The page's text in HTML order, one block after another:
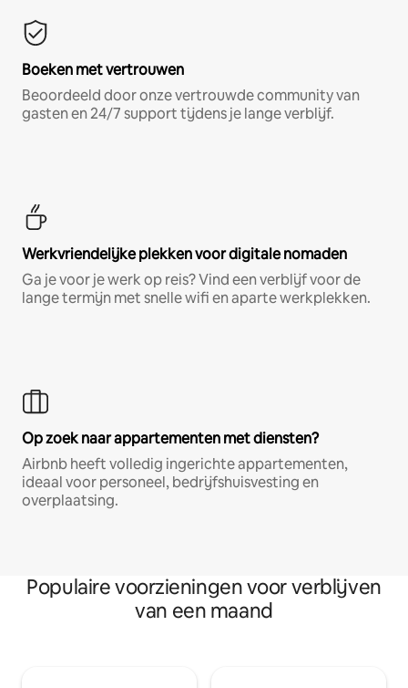
Boeken met vertrouwen
Beoordeeld door onze vertrouwde community van
gasten en 24/7 support tijdens je lange verblijf.
Werkvriendelijke plekken voor digitale nomaden
Ga je voor je werk op reis? Vind een verblijf voor de
lange termijn met snelle wifi en aparte werkplekken.
Op zoek naar appartementen met diensten?
Airbnb heeft volledig ingerichte appartementen,
ideaal voor personeel, bedrijfshuisvesting en
overplaatsing.
Populaire voorzieningen voor verblijven
van een maand